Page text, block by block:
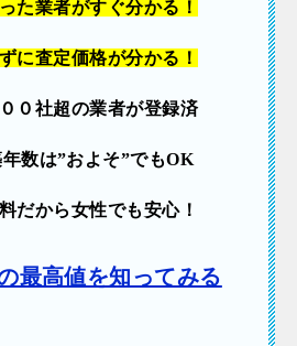
た業者がすぐ分かる！
に査定価格が分かる！
０社超の業者が登録済
数は”およそ”でもOK
だから女性でも安心！
最高値を知ってみる